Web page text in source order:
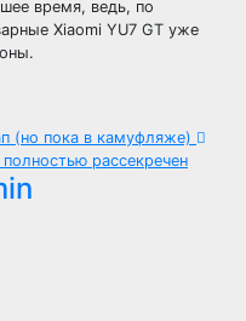
время, ведь, по
Xiaomi YU7 GT уже
(но пока в камуфляже)
рассекречен